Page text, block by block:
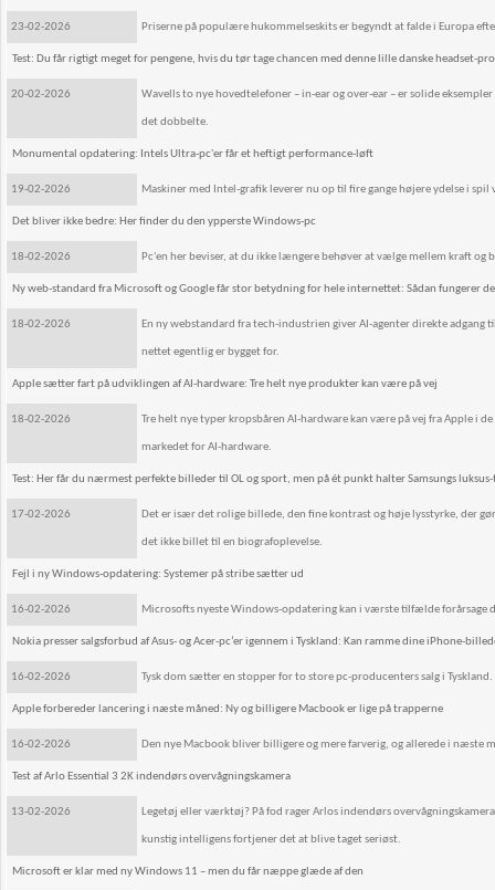
23-02-2026 Priserne på populære hukommelseskits er begyndt at falde i Europa
Test: Du får rigtigt meget for pengene, hvis du tør tage chancen med denne lille danske headset-
20-02-2026 Wavells to nye hovedtelefoner – in-ear og over-ear – er solide
det dobbelte.
Monumental opdatering: Intels Ultra-pc'er får et heftigt performance-løft
19-02-2026 Maskiner med Intel-grafik leverer nu op til fire gange højere ydelse i
Det bliver ikke bedre: Her finder du den ypperste Windows-pc
18-02-2026 Pc'en her beviser, at du ikke længere behøver at vælge mellem kraft
Ny web-standard fra Microsoft og Google får stor betydning for hele internettet: Sådan fungerer
18-02-2026 En ny webstandard fra tech-industrien giver AI-agenter direkte adgang
nettet egentlig er bygget for.
Apple sætter fart på udviklingen af AI-hardware: Tre helt nye produkter kan være på vej
18-02-2026 Tre helt nye typer kropsbåren AI-hardware kan være på vej fra Apple i
markedet for AI-hardware.
Test: Her får du nærmest perfekte billeder til OL og sport, men på ét punkt halter Samsungs
17-02-2026 Det er især det rolige billede, den fine kontrast og høje lysstyrke, der
det ikke billet til en biografoplevelse.
Fejl i ny Windows-opdatering: Systemer på stribe sætter ud
16-02-2026 Microsofts nyeste Windows-opdatering kan i værste tilfælde forårsage
Nokia presser salgsforbud af Asus- og Acer-pc’er igennem i Tyskland: Kan ramme dine iPhone-
16-02-2026 Tysk dom sætter en stopper for to store pc-producenters salg i Tyskland.
Apple forbereder lancering i næste måned: Ny og billigere Macbook er lige på trapperne
16-02-2026 Den nye Macbook bliver billigere og mere farverig, og allerede i næste
Test af Arlo Essential 3 2K indendørs overvågningskamera
13-02-2026 Legetøj eller værktøj? På fod rager Arlos indendørs
kunstig intelligens fortjener det at blive taget seriøst.
Microsoft er klar med ny Windows 11 – men du får næppe glæde af den